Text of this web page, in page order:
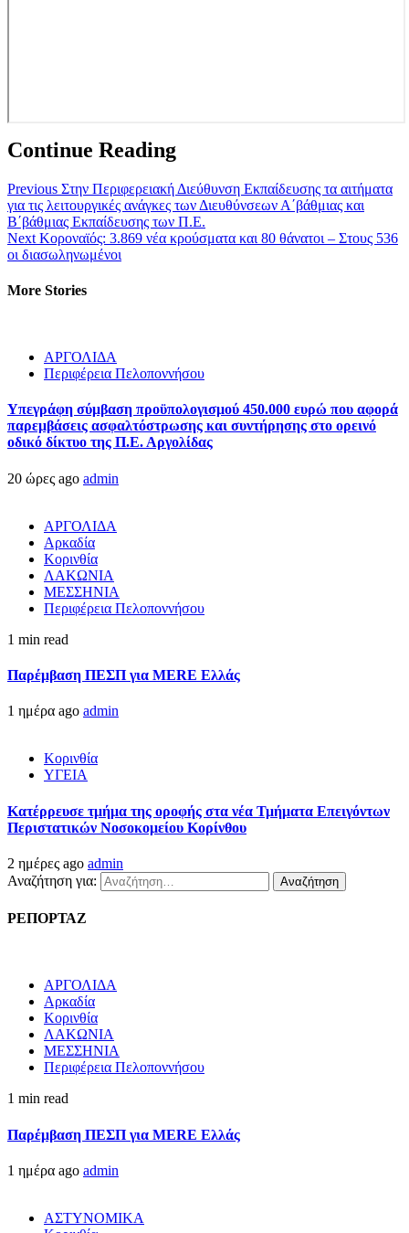
Continue Reading
Previous Στην Περιφερειακή Διεύθυνση Εκπαίδευσης τα αιτήματα
για τις λειτουργικές ανάγκες των Διευθύνσεων Α΄βάθμιας και
Β΄βάθμιας Εκπαίδευσης των Π.Ε.
Next Κοροναϊός: 3.869 νέα κρούσματα και 80 θάνατοι – Στους 536
οι διασωληνωμένοι
More Stories
ΑΡΓΟΛΙΔΑ
Περιφέρεια Πελοποννήσου
Υπεγράφη σύμβαση προϋπολογισμού 450.000 ευρώ που αφορά
παρεμβάσεις ασφαλτόστρωσης και συντήρησης στο ορεινό
οδικό δίκτυο της Π.Ε. Αργολίδας
20 ώρες ago admin
ΑΡΓΟΛΙΔΑ
Αρκαδία
Κορινθία
ΛΑΚΩΝΙΑ
ΜΕΣΣΗΝΙΑ
Περιφέρεια Πελοποννήσου
1 min read
Παρέμβαση ΠΕΣΠ για MERE Ελλάς
1 ημέρα ago admin
Κορινθία
ΥΓΕΙΑ
Kατέρρευσε τμήμα της οροφής στα νέα Τμήματα Επειγόντων
Περιστατικών Νοσοκομείου Κορίνθου
2 ημέρες ago admin
Αναζήτηση για:
ΡΕΠΟΡΤΑΖ
ΑΡΓΟΛΙΔΑ
Αρκαδία
Κορινθία
ΛΑΚΩΝΙΑ
ΜΕΣΣΗΝΙΑ
Περιφέρεια Πελοποννήσου
1 min read
Παρέμβαση ΠΕΣΠ για MERE Ελλάς
1 ημέρα ago admin
ΑΣΤΥΝΟΜΙΚΑ